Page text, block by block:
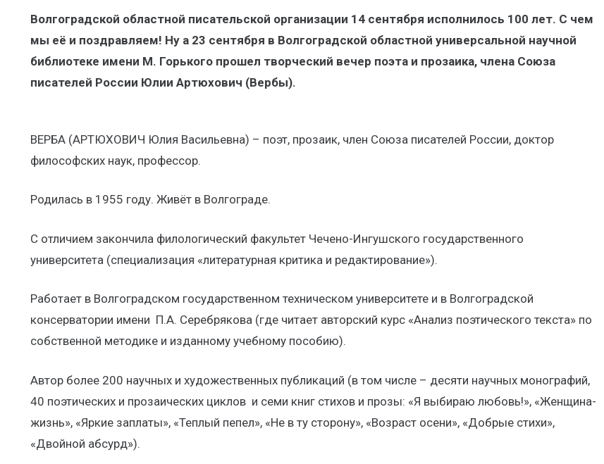
Волгоградской областной писательской организации 14 сентября исполнилось 100 лет. С чем
мы её и поздравляем! Ну а 23 сентября в Волгоградской областной универсальной научной
библиотеке имени М. Горького прошел творческий вечер поэта и прозаика, члена Союза
писателей России Юлии Артюхович (Вербы).
ВЕРБА (АРТЮХОВИЧ Юлия Васильевна) – поэт, прозаик, член Союза писателей России, доктор
философских наук, профессор.
Родилась в 1955 году. Живёт в Волгограде.
С отличием закончила филологический факультет Чечено-Ингушского государственного
университета (специализация «литературная критика и редактирование»).
Работает в Волгоградском государственном техническом университете и в Волгоградской
консерватории имени П.А. Серебрякова (где читает авторский курс «Анализ поэтического текста» по
собственной методике и изданному учебному пособию).
Автор более 200 научных и художественных публикаций (в том числе – десяти научных монографий,
40 поэтических и прозаических циклов и семи книг стихов и прозы: «Я выбираю любовь!», «Женщина-
жизнь», «Яркие заплаты», «Теплый пепел», «Не в ту сторону», «Возраст осени», «Добрые стихи»,
«Двойной абсурд»).